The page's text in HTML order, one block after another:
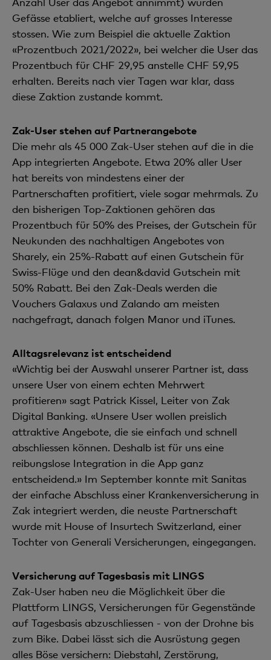
Gefässe etabliert, welche auf grosses Interesse
stossen. Wie zum Beispiel die aktuelle Zaktion
«Prozentbuch 2021/2022», bei welcher die User das
Prozentbuch für CHF 29,95 anstelle CHF 59,95
erhalten. Bereits nach vier Tagen war klar, dass
diese Zaktion zustande kommt.
Zak-User stehen auf Partnerangebote
Die mehr als 45 000 Zak-User stehen auf die in die
App integrierten Angebote. Etwa 20% aller User
hat bereits von mindestens einer der
Partnerschaften profitiert, viele sogar mehrmals. Zu
den bisherigen Top-Zaktionen gehören das
Prozentbuch für 50% des Preises, der Gutschein für
Neukunden des nachhaltigen Angebotes von
Sharely, ein 25%-Rabatt auf einen Gutschein für
Swiss-Flüge und den dean&david Gutschein mit
50% Rabatt. Bei den Zak-Deals werden die
Vouchers Galaxus und Zalando am meisten
nachgefragt, danach folgen Manor und iTunes.
Alltagsrelevanz ist entscheidend
«Wichtig bei der Auswahl unserer Partner ist, dass
unsere User von einem echten Mehrwert
profitieren» sagt Patrick Kissel, Leiter von Zak
Digital Banking. «Unsere User wollen preislich
attraktive Angebote, die sie einfach und schnell
abschliessen können. Deshalb ist für uns eine
reibungslose Integration in die App ganz
entscheidend.» Im September konnte mit Sanitas
der einfache Abschluss einer Krankenversicherung in
Zak integriert werden, die neuste Partnerschaft
wurde mit House of Insurtech Switzerland, einer
Tochter von Generali Versicherungen, eingegangen.
Versicherung auf Tagesbasis mit LINGS
Zak-User haben neu die Möglichkeit über die
Plattform LINGS, Versicherungen für Gegenstände
auf Tagesbasis abzuschliessen - von der Drohne bis
zum Bike. Dabei lässt sich die Ausrüstung gegen
alles Böse versichern: Diebstahl, Zerstörung,